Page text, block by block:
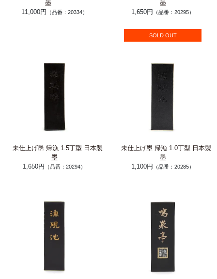
墨
11,000円
（品番：20334）
墨
1,650円
（品番：20295）
SOLD OUT
未仕上げ墨 帰漁 1.5丁型 日本製
墨
1,650円
（品番：20294）
未仕上げ墨 帰漁 1.0丁型 日本製
墨
1,100円
（品番：20285）